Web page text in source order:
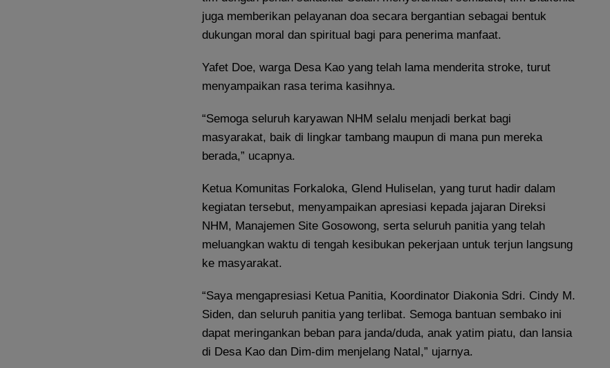
juga memberikan pelayanan doa secara bergantian sebagai bentuk
dukungan moral dan spiritual bagi para penerima manfaat.
Yafet Doe, warga Desa Kao yang telah lama menderita stroke, turut
menyampaikan rasa terima kasihnya.
“Semoga seluruh karyawan NHM selalu menjadi berkat bagi
masyarakat, baik di lingkar tambang maupun di mana pun mereka
berada,” ucapnya.
Ketua Komunitas Forkaloka, Glend Huliselan, yang turut hadir dalam
kegiatan tersebut, menyampaikan apresiasi kepada jajaran Direksi
NHM, Manajemen Site Gosowong, serta seluruh panitia yang telah
meluangkan waktu di tengah kesibukan pekerjaan untuk terjun langsung
ke masyarakat.
“Saya mengapresiasi Ketua Panitia, Koordinator Diakonia Sdri. Cindy M.
Siden, dan seluruh panitia yang terlibat. Semoga bantuan sembako ini
dapat meringankan beban para janda/duda, anak yatim piatu, dan lansia
di Desa Kao dan Dim-dim menjelang Natal,” ujarnya.